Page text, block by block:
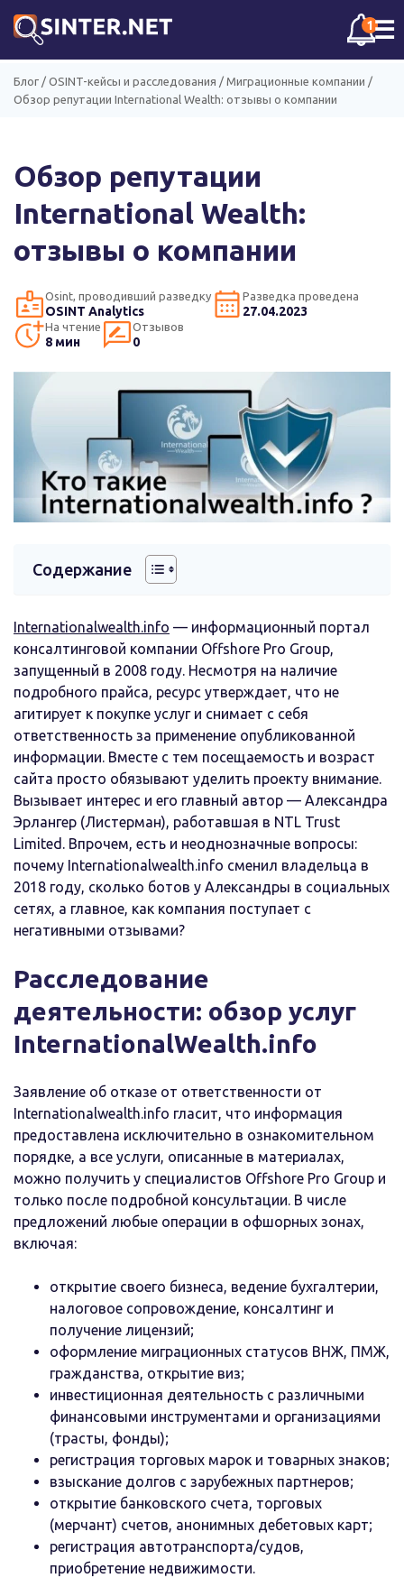
1☰
Блог / OSINT-кейсы и расследования / Миграционные компании /
Обзор репутации International Wealth: отзывы о компании
Обзор репутации
International Wealth:
отзывы о компании
Osint, проводивший разведку
OSINT Analytics
Разведка проведена
27.04.2023
На чтение
8 мин
Отзывов
0
Содержание
Internationalwealth.info — информационный портал
консалтинговой компании Offshore Pro Group,
запущенный в 2008 году. Несмотря на наличие
подробного прайса, ресурс утверждает, что не
агитирует к покупке услуг и снимает с себя
ответственность за применение опубликованной
информации. Вместе с тем посещаемость и возраст
сайта просто обязывают уделить проекту внимание.
Вызывает интерес и его главный автор — Александра
Эрлангер (Листерман), работавшая в NTL Trust
Limited. Впрочем, есть и неоднозначные вопросы:
почему Internationalwealth.info сменил владельца в
2018 году, сколько ботов у Александры в социальных
сетях, а главное, как компания поступает с
негативными отзывами?
Расследование
деятельности: обзор услуг
InternationalWealth.info
Заявление об отказе от ответственности от
Internationalwealth.info гласит, что информация
предоставлена исключительно в ознакомительном
порядке, а все услуги, описанные в материалах,
можно получить у специалистов Offshore Pro Group и
только после подробной консультации. В числе
предложений любые операции в офшорных зонах,
включая:
открытие своего бизнеса, ведение бухгалтерии,
налоговое сопровождение, консалтинг и
получение лицензий;
оформление миграционных статусов ВНЖ, ПМЖ,
гражданства, открытие виз;
инвестиционная деятельность с различными
финансовыми инструментами и организациями
(трасты, фонды);
регистрация торговых марок и товарных знаков;
взыскание долгов с зарубежных партнеров;
открытие банковского счета, торговых
(мерчант) счетов, анонимных дебетовых карт;
регистрация автотранспорта/судов,
приобретение недвижимости.